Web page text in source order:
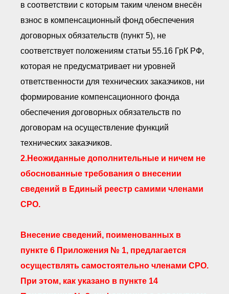
в соответствии с которым таким членом внесён
взнос в компенсационный фонд обеспечения
договорных обязательств (пункт 5), не
соответствует положениям статьи 55.16 ГрК РФ,
которая не предусматривает ни уровней
ответственности для технических заказчиков, ни
формирование компенсационного фонда
обеспечения договорных обязательств по
договорам на осуществление функций
технических заказчиков.
2.Неожиданные дополнительные и ничем не
обоснованные требования о внесении
сведений в Единый реестр самими членами
СРО.
Внесение сведений, поименованных в
пункте 6 Приложения № 1, предлагается
осуществлять самостоятельно членами СРО.
При этом, как указано в пункте 14